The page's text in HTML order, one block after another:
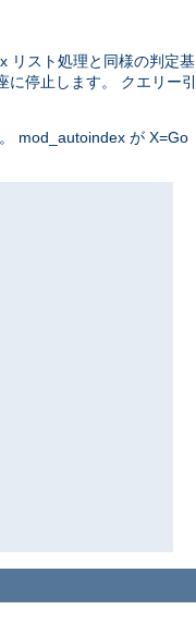
リスト処理と同様の判定基
停止します。 クエリー引
mod_autoindex が X=Go